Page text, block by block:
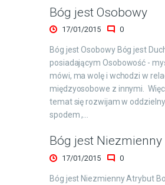
Bóg jest Osobowy
17/01/2015 0
Bóg jest Osobowy Bóg jest
posiadającym Osobowość -
mówi, ma wolę i wchodzi w
międzyosobowe z innymi.
temat się rozwijam w
spodem ,…
Bóg jest Niezmienny
17/01/2015 0
Bóg jest Niezmienny Atrybut